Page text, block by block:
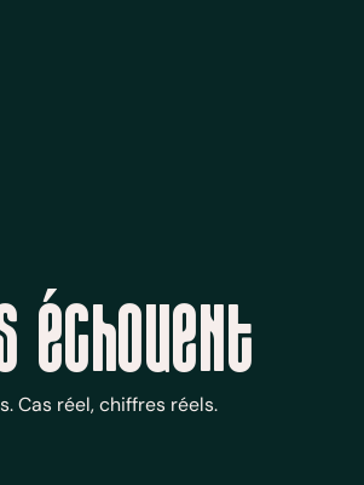
échouent
Cas réel, chiffres réels.